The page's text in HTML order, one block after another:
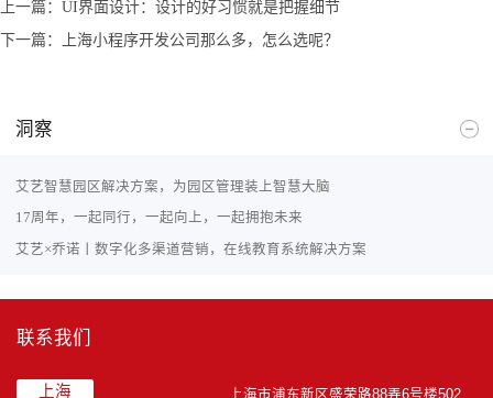
上一篇： UI界面设计：设计的好习惯就是把握细节
下一篇： 上海小程序开发公司那么多，怎么选呢？
洞察
艾艺智慧园区解决方案，为园区管理装上智慧大脑
17周年，一起同行，一起向上，一起拥抱未来
艾艺×乔诺丨数字化多渠道营销，在线教育系统解决方案
联系我们
上海